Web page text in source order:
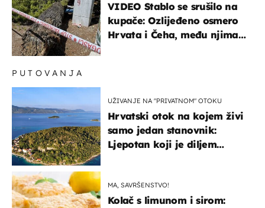
VIDEO Stablo se srušilo na
kupače: Ozlijeđeno osmero
Hrvata i Čeha, među njima
PUTOVANJA
UŽIVANJE NA "PRIVATNOM" OTOKU
Hrvatski otok na kojem živi
samo jedan stanovnik:
Ljepotan koji je diljem
MA, SAVRŠENSTVO!
Kolač s limunom i sirom: